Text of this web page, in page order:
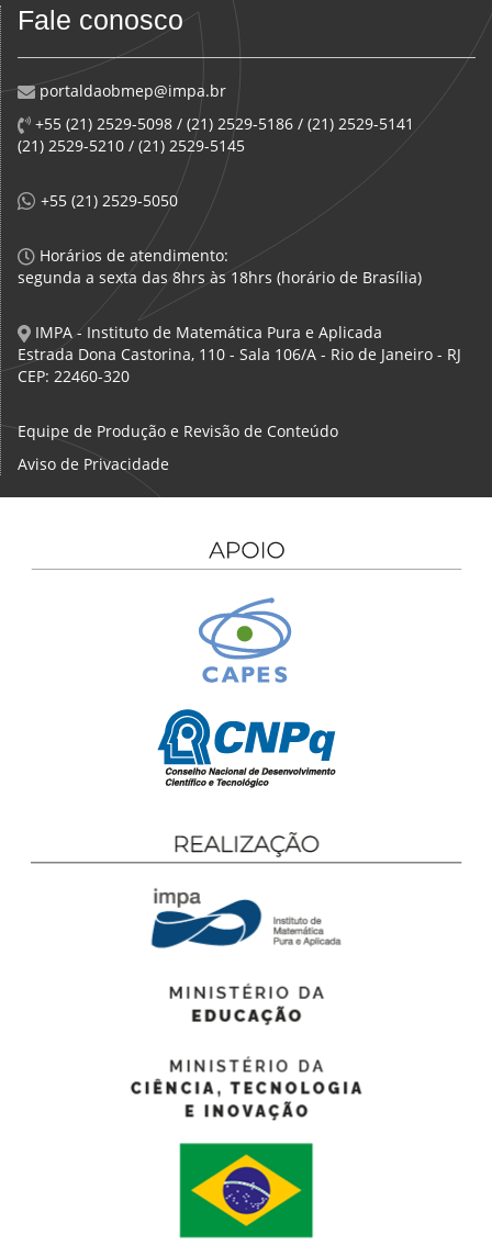
Fale conosco
portaldaobmep@impa.br
+55 (21) 2529-5098 / (21) 2529-5186 / (21) 2529-5141
(21) 2529-5210 / (21) 2529-5145
+55 (21) 2529-5050
Horários de atendimento:
segunda a sexta das 8hrs às 18hrs (horário de Brasília)
IMPA - Instituto de Matemática Pura e Aplicada
Estrada Dona Castorina, 110 - Sala 106/A - Rio de Janeiro - RJ
CEP: 22460-320
Equipe de Produção e Revisão de Conteúdo
Aviso de Privacidade